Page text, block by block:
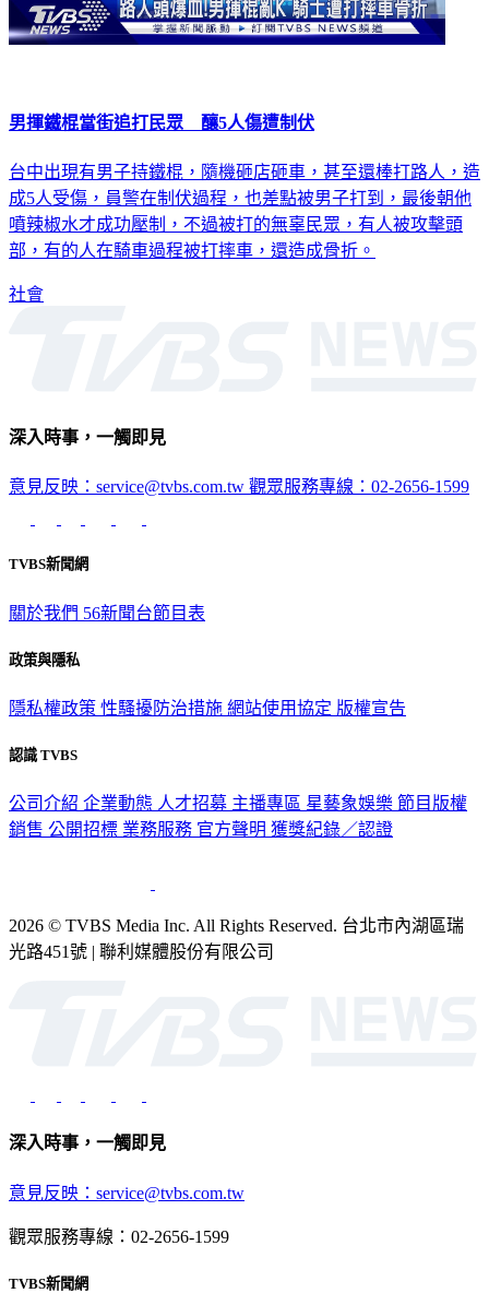
男揮鐵棍當街追打民眾 釀5人傷遭制伏
台中出現有男子持鐵棍，隨機砸店砸車，甚至還棒打路人，造
成5人受傷，員警在制伏過程，也差點被男子打到，最後朝他
噴辣椒水才成功壓制，不過被打的無辜民眾，有人被攻擊頭
部，有的人在騎車過程被打摔車，還造成骨折。
社會
深入時事，一觸即見
意見反映：service@tvbs.com.tw 觀眾服務專線：02-2656-1599
TVBS新聞網
關於我們 56新聞台節目表
政策與隱私
隱私權政策 性騷擾防治措施 網站使用協定 版權宣告
認識 TVBS
公司介紹 企業動態 人才招募 主播專區 星藝象娛樂 節目版權
銷售 公開招標 業務服務 官方聲明 獲獎紀錄／認證
2026 © TVBS Media Inc. All Rights Reserved. 台北市內湖區瑞
光路451號 | 聯利媒體股份有限公司
深入時事，一觸即見
意見反映：service@tvbs.com.tw
觀眾服務專線：02-2656-1599
TVBS新聞網